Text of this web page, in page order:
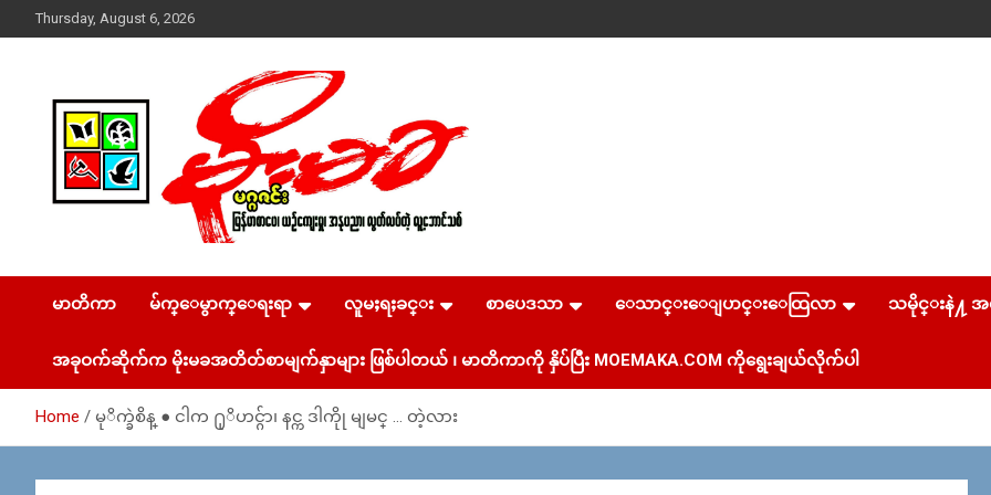
to
Thursday, August 6, 2026
MoeMaKa Burmese
News & Media
ယ္ေရး – အမွတ္ ၂၅၄၊ ပထပ္၊ လမ္း ၄၀၊ ေက်ာက္တံတား၊ ရန္ကုန္။
(ဖုုံး – ၀၉ ၂၅၂ ၂၄၉ ၀၉၄ ၊ ၀၉ ၄၂၁ ၇၄၃ ၇၅၃ ၊ ၀၉ ၅၀၄ ၁၀ ၅၈)
ျဖန္႔ခ်ိေရး – ဆိပ္ကမ္းသာစာေပ – အမွတ္ ၁၃ / ၃၈ လမ္း။ ပ
လာဇာေစ်းသစ္ ။ ၀၉ ၇၈၆၈၃၇ ၃၀၅ / ၀၉ ၉၆၃၆၉၉၈၃၄
မာတိကာ မ်က္ေမွာက္ေရးရာ လူမႈရႈခင္း စာပေဒသာ ေသာင္းေျပာင္းေထြလာ သမိုင္းနဲ႔ အ
အခုဝက်ဆိုက်က မိုးမခအတိတ်စာမျက်နှာများ ဖြစ်ပါတယ် ၊ မာတိကာကို နှိပ်ပြီး MOEMAKA.COM ကိုရွေးချယ်လိုက်ပါ
Home မုိက္ခဲစိန္ ● ငါက ႐ုိဟင္ဂ်ာ၊ နင္က ဒါကိုု မျမင္ … တဲ့လား